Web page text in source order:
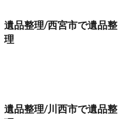
遺品整理/西宮市で遺品整
理
遺品整理/川西市で遺品整